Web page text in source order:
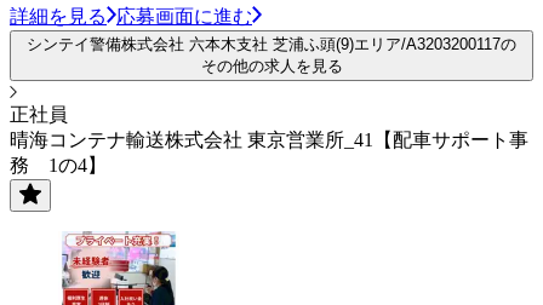
詳細を見る 応募画面に進む
シンテイ警備株式会社 六本木支社 芝浦ふ頭(9)エリア/A3203200117の
その他の求人を見る
正社員
晴海コンテナ輸送株式会社 東京営業所_41【配車サポート事
務 1の4】